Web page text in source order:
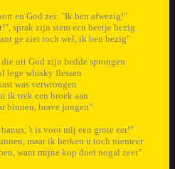
en God zei: "Ik ben afwezig!"
sprak zijn stem een beetje hezig
ge ziet toch wel, ik ben bezig"
uit God zijn bedde sprongen
lege whisky flessen
was verwrongen
ik trek een broek aan
binnen, brave jongen"
't is voor mij een grote eer!"
maar ik herken u toch niemeer
want mijne kop doet nogal zeer"